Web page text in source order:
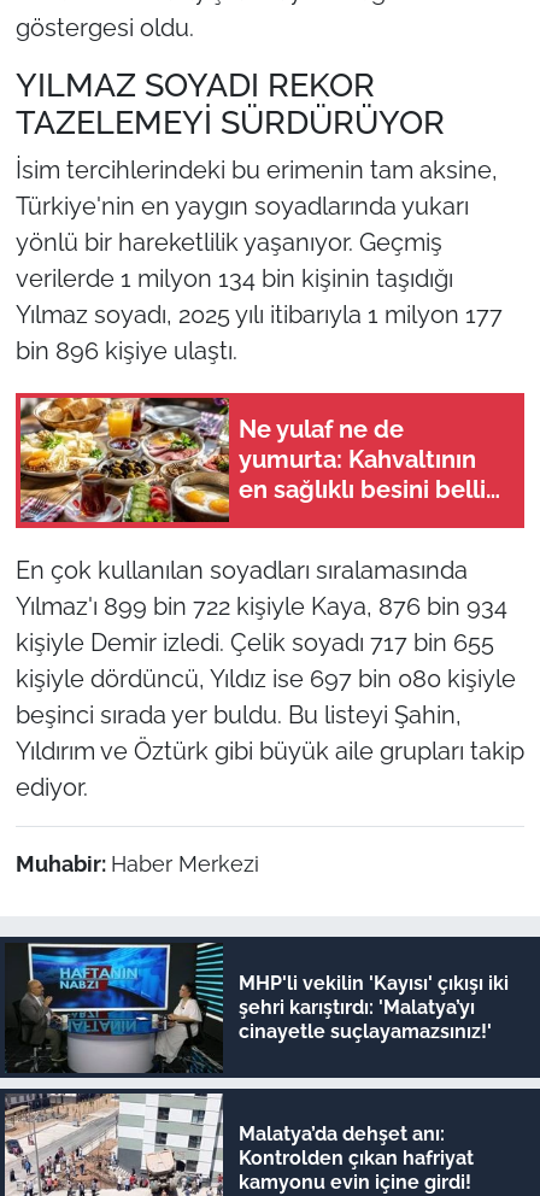
göstergesi oldu.
YILMAZ SOYADI REKOR
TAZELEMEYİ SÜRDÜRÜYOR
İsim tercihlerindeki bu erimenin tam aksine,
Türkiye'nin en yaygın soyadlarında yukarı
yönlü bir hareketlilik yaşanıyor. Geçmiş
verilerde 1 milyon 134 bin kişinin taşıdığı
Yılmaz soyadı, 2025 yılı itibarıyla 1 milyon 177
bin 896 kişiye ulaştı.
Ne yulaf ne de
yumurta: Kahvaltının
en sağlıklı besini belli
En çok kullanılan soyadları sıralamasında
Yılmaz'ı 899 bin 722 kişiyle Kaya, 876 bin 934
kişiyle Demir izledi. Çelik soyadı 717 bin 655
kişiyle dördüncü, Yıldız ise 697 bin 080 kişiyle
beşinci sırada yer buldu. Bu listeyi Şahin,
Yıldırım ve Öztürk gibi büyük aile grupları takip
ediyor.
Muhabir: Haber Merkezi
MHP'li vekilin 'Kayısı' çıkışı iki
şehri karıştırdı: 'Malatya’yı
cinayetle suçlayamazsınız!'
Malatya’da dehşet anı:
Kontrolden çıkan hafriyat
kamyonu evin içine girdi!